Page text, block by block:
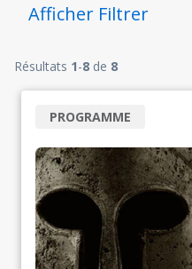
Afficher Filtrer
Résultats 1-8 de 8
PROGRAMME